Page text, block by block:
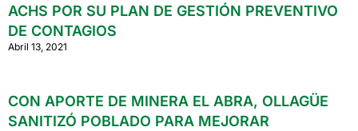
ACHS POR SU PLAN DE GESTIÓN PREVENTIVO
DE CONTAGIOS
Abril 13, 2021
CON APORTE DE MINERA EL ABRA, OLLAGÜE
SANITIZÓ POBLADO PARA MEJORAR